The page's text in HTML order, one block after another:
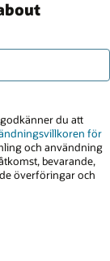
du att
för
och användning
bevarande,
överföringar och